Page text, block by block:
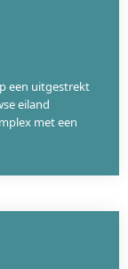
een uitgestrekt
eiland
met een